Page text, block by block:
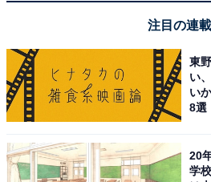
(C)2025 MARVEL
直近では、テレビアニメや原作
している『名探偵コナン 隻眼の
今回の『サンダーボルツ*』もち
るほど、こういう人か」「こう
注目の連載
東
い
い
8選
20
学